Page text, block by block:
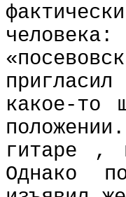
какое-то
гитаре ,
Однако